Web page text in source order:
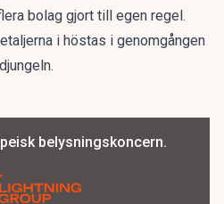
bolag gjort till egen regel.
i höstas i genomgången
.
belysningskoncern.